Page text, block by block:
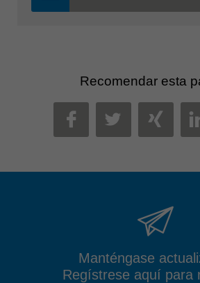
Recomendar esta
FACEBOOK
TWITTER
XING
Manténgase
Regístrese aquí para